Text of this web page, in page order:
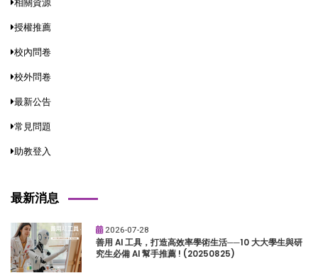
相關資源
授權推薦
校內問卷
校外問卷
最新公告
常見問題
助教登入
最新消息
2026-07-28
善用 AI 工具，打造高效率學術生活──10 大大學生與研
究生必備 AI 幫手推薦 ! (20250825)